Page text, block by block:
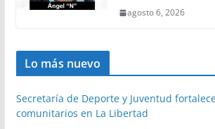
agosto 6, 2026
Lo más nuevo
Secretaría de Deporte y Juventud
comunitarios en La Libertad